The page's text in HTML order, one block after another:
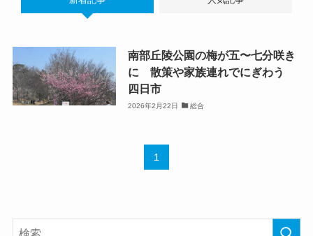
南部丘陵公園の梅が五〜七分咲き
に 散策や家族連れでにぎわう
四日市
2026年2月22日 総合
1